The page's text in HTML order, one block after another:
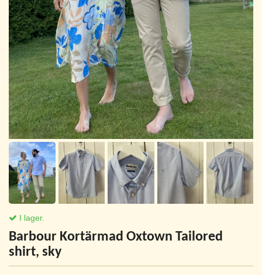
I lager.
Barbour Kortärmad Oxtown Tailored
shirt, sky